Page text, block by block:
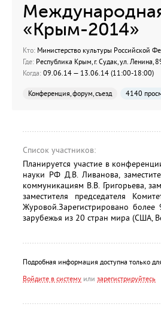
«Крым-2014»
Кто: Министерство культуры Российской
Где: Республика Крым, г. Судак, ул. Ленина,
Когда: 09.06.14 — 13.06.14 (11:00-18:00)
Конференция, форум, съезд 4140
Список участников:
Планируется участие в
науки РФ Д.В. Ливанова,
коммуникациям В.В. Григорьева,
заместителя председателя
Журовой.Зарегистрировано
зарубежья из 20 стран мира (США,
Подробная информация доступна только
Войдите в систему или зарегистрируйтесь